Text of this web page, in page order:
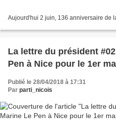
Aujourd'hui 2 juin, 136 anniversaire de
La lettre du président
Pen à Nice pour le 1er
Publié le 28/04/2018 à 17:31
Par parti_nicois